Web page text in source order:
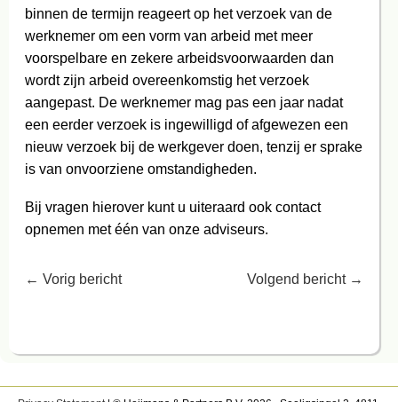
binnen de termijn reageert op het verzoek van de
werknemer om een vorm van arbeid met meer
voorspelbare en zekere arbeidsvoorwaarden dan
wordt zijn arbeid overeenkomstig het verzoek
aangepast. De werknemer mag pas een jaar nadat
een eerder verzoek is ingewilligd of afgewezen een
nieuw verzoek bij de werkgever doen, tenzij er sprake
is van onvoorziene omstandigheden.
Bij vragen hierover kunt u uiteraard ook contact
opnemen met één van onze adviseurs.
← Vorig bericht Volgend bericht →